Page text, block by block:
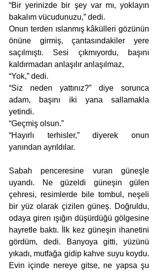
“Bir yerinizde bir şey var mı, yoklayın
bakalım vücudunuzu,” dedi.
Onun terden ıslanmış kâkülleri gözünün
önüne girmiş, çantasındakiler yere
saçılmıştı. Sesi çıkmıyordu, başını
kaldırmadan anlaşılır anlaşılmaz,
“Yok,” dedi.
“Siz neden yattınız?” diye sorunca
adam, başını iki yana sallamakla
yetindi.
“Geçmiş olsun.”
“Hayırlı terhisler,” diyerek onun
yanından ayrıldılar.
Sabah penceresine vuran güneşle
uyandı. Ne güzeldi güneşin gülen
çehresi, resimlerde bile tombul, neşeli
bir yüz olarak çizilen güneş. Doğruldu,
odaya giren ışığın düşürdüğü gölgesine
hayretle baktı. İlk kez güneşin ihanetini
gördüm, dedi. Banyoya gitti, yüzünü
yıkadı, mutfağa gidip kahve suyu koydu.
Evin içinde nereye gitse, ne yapsa şu